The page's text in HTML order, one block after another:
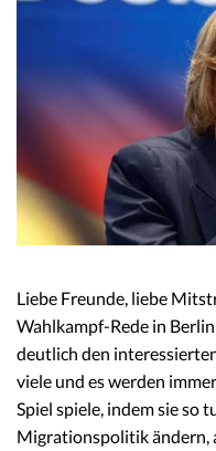
Liebe Freunde, liebe
Wahlkampf-Rede in
deutlich den
viele und es werden
Spiel spiele, indem sie so
Migrationspolitik ändern,